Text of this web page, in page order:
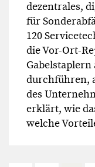
dezentrales,
für
120
die Vor-Ort-
durchführen,
des
erklärt, wie
welche